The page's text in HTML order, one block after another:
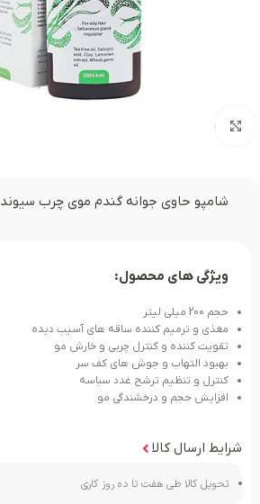
بزرگنمایی تصویر
شامپو حاوی جوانه گندم موی چرب سیوند
ویژگی های محصول:
حجم 200 میلی لیتر
مغذی و ترمیم کننده ساقه های آسیب دیده
تقویت کننده و کنترل چربی و خارش مو
بهبود التهاب و جوش های کف سر
کنترل و تنظیم ترشح غدد سباسه
افزایش حجم و درخشندگی مو
شرایط ارسال کالا
تحویل کالا طی هفت تا ده روز کاری